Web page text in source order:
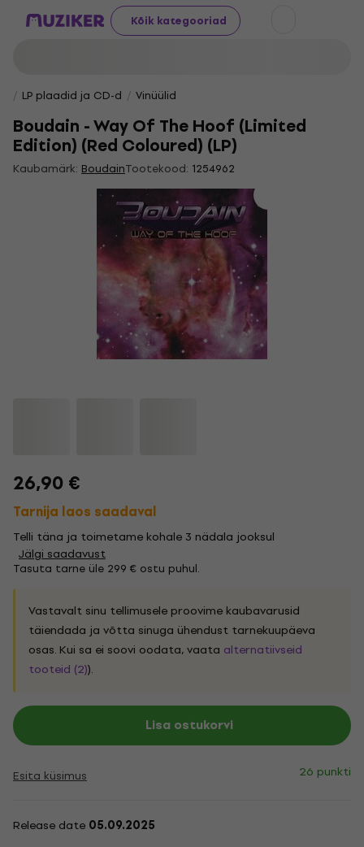
Kõik kategooriad
LP plaadid ja CD-d Vinüülid
Boudain - Way Of The Hoof (Limited
Edition) (Red Coloured) (LP)
Kaubamärk: BoudainTootekood: 1254962
26,90 €
Tarnija laos saadaval
Telli täna ja toimetame kohale 3 nädala jooksul
Jälgi saadavust
Tasuta tarne üle 299 € ostu puhul.
Vastavalt sinu tellimusele proovime kaubavarusid
täiendada ja võtta sinuga ühendust tarnekuupäeva
osas. Kui sa ei soovi oodata, vaata alternatiivseid
tooteid (2)).
Lisa ostukorvi
Esita küsimus 26 punkti
Release date 05.09.2025